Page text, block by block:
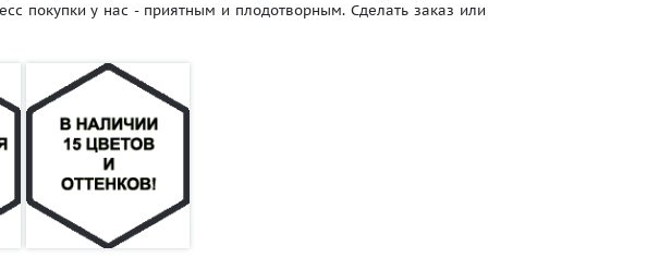
покупки у нас - приятным и плодотворным. Сделать заказ или